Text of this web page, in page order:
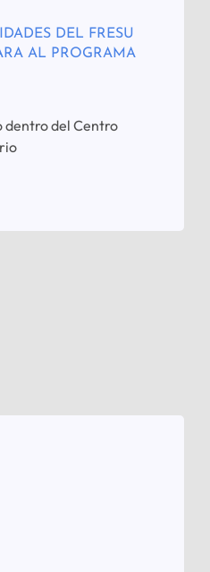
DEL FRESU
AL PROGRAMA
dentro del Centro